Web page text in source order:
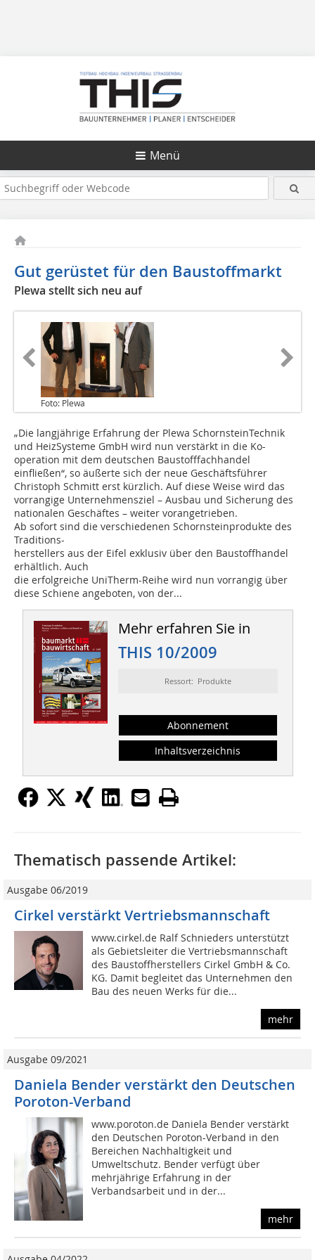
Menü
Gut gerüstet für den Baustoffmarkt
Plewa stellt sich neu auf
Foto: Plewa
„Die langjährige Erfahrung der Plewa SchornsteinTechnik
und HeizSysteme GmbH wird nun verstärkt in die Ko-
operation mit dem deutschen Baustofffachhandel
einfließen“, so äußerte sich der neue Geschäftsführer
Christoph Schmitt erst kürzlich. Auf diese Weise wird das
vorrangige Unternehmensziel – Ausbau und Sicherung des
nationalen Geschäftes – weiter vorangetrieben.
Ab sofort sind die verschiedenen Schornsteinprodukte des
Traditions-
herstellers aus der Eifel exklusiv über den Baustoffhandel
erhältlich. Auch
die erfolgreiche UniTherm-Reihe wird nun vorrangig über
diese Schiene angeboten, von der...
Mehr erfahren Sie in
THIS 10/2009
Ressort: Produkte
Abonnement
Inhaltsverzeichnis
Thematisch passende Artikel:
Ausgabe 06/2019
Cirkel verstärkt Vertriebsmannschaft
www.cirkel.de Ralf Schnieders unterstützt
als Gebietsleiter die Vertriebsmannschaft
des Baustoffherstellers Cirkel GmbH & Co.
KG. Damit begleitet das Unternehmen den
Bau des neuen Werks für die...
mehr
Ausgabe 09/2021
Daniela Bender verstärkt den Deutschen
Poroton-Verband
www.poroton.de Daniela Bender verstärkt
den Deutschen Poroton-Verband in den
Bereichen Nachhaltigkeit und
Umweltschutz. Bender verfügt über
mehrjährige Erfahrung in der
Verbandsarbeit und in der...
mehr